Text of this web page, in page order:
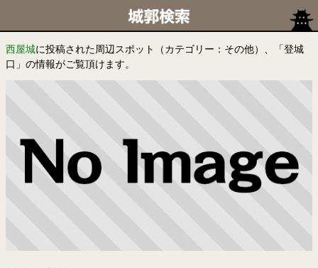
西屋城に投稿された周辺スポット（カテゴリー：その他）、「登城
口」の情報がご覧頂けます。